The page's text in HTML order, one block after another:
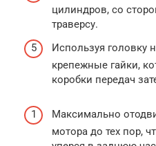
цилиндров, со
траверсу.
Используя головку
крепежные гайки,
коробки передач
Максимально
мотора до тех пор,